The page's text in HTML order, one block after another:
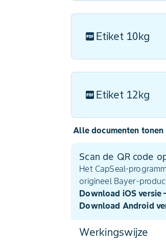
Etiket 10kg
Etiket 12kg
Alle documenten tonen
Scan de QR code
Het CapSeal-
origineel Bayer-
Download iOS versie
Download Android
Werkingswijze